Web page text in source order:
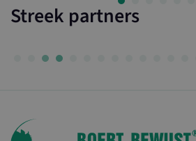
Streek partners